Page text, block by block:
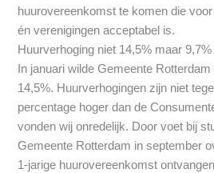
huurovereenkomst te komen die
én verenigingen acceptabel is.
Huurverhoging niet 14,5% maar 9,7%
In januari wilde Gemeente
14,5%. Huurverhogingen zijn niet
percentage hoger dan de
vonden wij onredelijk. Door voet bij
Gemeente Rotterdam in september
1-jarige huurovereenkomst